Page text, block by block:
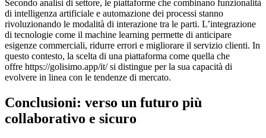
Secondo analisi di settore, le piattaforme che combinano funzionalità
di intelligenza artificiale e automazione dei processi stanno
rivoluzionando le modalità di interazione tra le parti. L’integrazione
di tecnologie come il machine learning permette di anticipare
esigenze commerciali, ridurre errori e migliorare il servizio clienti. In
questo contesto, la scelta di una piattaforma come quella che
offre https://golisimo.app/it/ si distingue per la sua capacità di
evolvere in linea con le tendenze di mercato.
Conclusioni: verso un futuro più
collaborativo e sicuro